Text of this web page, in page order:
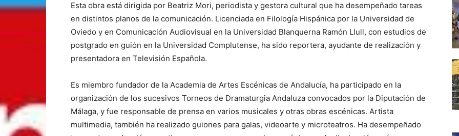
Esta obra está dirigida por Beatriz Mori, periodista y gestora cultural que ha desempeñado tareas
en distintos planos de la comunicación. Licenciada en Filología Hispánica por la Universidad de
Oviedo y en Comunicación Audiovisual en la Universidad Blanquerna Ramón Llull, con estudios de
postgrado en guión en la Universidad Complutense, ha sido reportera, ayudante de realización y
presentadora en Televisión Española.
Es miembro fundador de la Academia de Artes Escénicas de Andalucía, ha participado en la
organización de los sucesivos Torneos de Dramaturgia Andaluza convocados por la Diputación de
Málaga, y fue responsable de prensa en varios musicales y otras obras escénicas. Artista
multimedia, también ha realizado guiones para galas, videoarte y microteatros. Ha desempeñado